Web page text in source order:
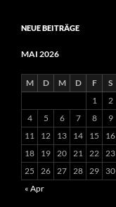
NEUE BEITRÄGE
MAI 2026
M D M D F S
1
2
4
5 6 7 8 9
11
12 13 14 15 16
18
19 20 21 22 23
25
26 27 28 29 30
« Apr